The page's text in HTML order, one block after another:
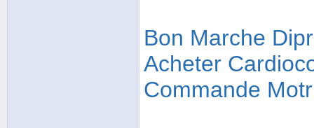
Bon Marche
Acheter
Commande